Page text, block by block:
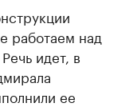
работаем над
идет, в
ее